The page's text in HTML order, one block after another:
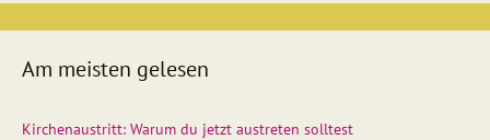
Am meisten gelesen
Kirchenaustritt: Warum du jetzt austreten solltest